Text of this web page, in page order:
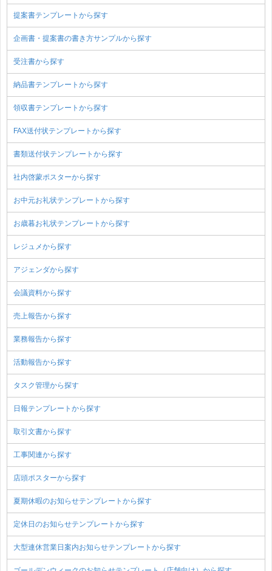
提案書テンプレートから探す
企画書・提案書の書き方サンプルから探す
受注書から探す
納品書テンプレートから探す
領収書テンプレートから探す
FAX送付状テンプレートから探す
書類送付状テンプレートから探す
社内啓蒙ポスターから探す
お中元お礼状テンプレートから探す
お歳暮お礼状テンプレートから探す
レジュメから探す
アジェンダから探す
会議資料から探す
売上報告から探す
業務報告から探す
活動報告から探す
タスク管理から探す
日報テンプレートから探す
取引文書から探す
工事関連から探す
店頭ポスターから探す
夏期休暇のお知らせテンプレートから探す
定休日のお知らせテンプレートから探す
大型連休営業日案内お知らせテンプレートから探す